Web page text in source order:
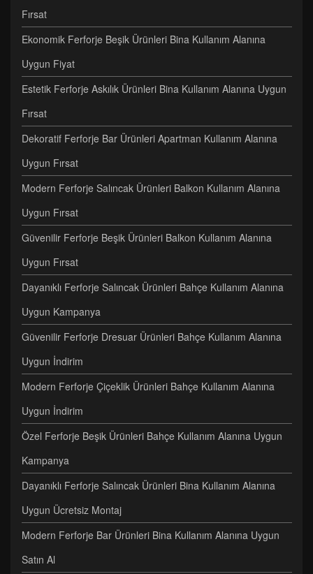
Fırsat
Ekonomik Ferforje Beşik Ürünleri Bina Kullanım Alanına
Uygun Fiyat
Estetik Ferforje Askılık Ürünleri Bina Kullanım Alanına Uygun
Fırsat
Dekoratif Ferforje Bar Ürünleri Apartman Kullanım Alanına
Uygun Fırsat
Modern Ferforje Salıncak Ürünleri Balkon Kullanım Alanına
Uygun Fırsat
Güvenilir Ferforje Beşik Ürünleri Balkon Kullanım Alanına
Uygun Fırsat
Dayanıklı Ferforje Salıncak Ürünleri Bahçe Kullanım Alanına
Uygun Kampanya
Güvenilir Ferforje Dresuar Ürünleri Bahçe Kullanım Alanına
Uygun İndirim
Modern Ferforje Çiçeklik Ürünleri Bahçe Kullanım Alanına
Uygun İndirim
Özel Ferforje Beşik Ürünleri Bahçe Kullanım Alanına Uygun
Kampanya
Dayanıklı Ferforje Salıncak Ürünleri Bina Kullanım Alanına
Uygun Ücretsiz Montaj
Modern Ferforje Bar Ürünleri Bina Kullanım Alanına Uygun
Satın Al